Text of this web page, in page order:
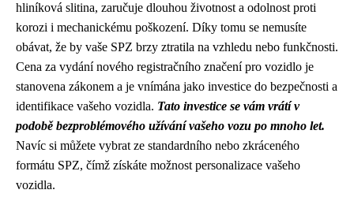
hliníková slitina, zaručuje dlouhou životnost a odolnost proti
korozi i mechanickému poškození. Díky tomu se nemusíte
obávat, že by vaše SPZ brzy ztratila na vzhledu nebo funkčnosti.
Cena za vydání nového registračního značení pro vozidlo je
stanovena zákonem a je vnímána jako investice do bezpečnosti a
identifikace vašeho vozidla. Tato investice se vám vrátí v
podobě bezproblémového užívání vašeho vozu po mnoho let.
Navíc si můžete vybrat ze standardního nebo zkráceného
formátu SPZ, čímž získáte možnost personalizace vašeho
vozidla.